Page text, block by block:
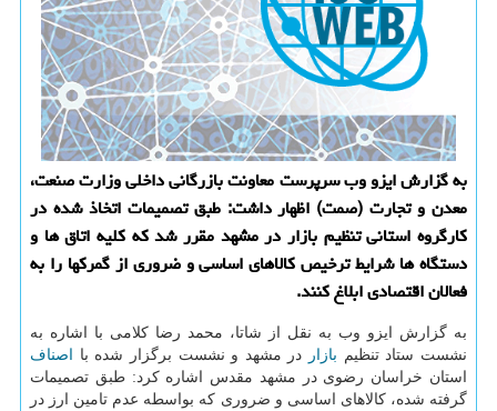
به گزارش ایزو وب سرپرست معاونت بازرگانی داخلی وزارت صنعت،
معدن و تجارت (صمت) اظهار داشت: طبق تصمیمات اتخاذ شده در
كارگروه استانی تنظیم بازار در مشهد مقرر شد كه كلیه اتاق ها و
دستگاه ها شرایط ترخیص كالاهای اساسی و ضروری از گمركها را به
فعالان اقتصادی ابلاغ كنند.
به گزارش ایزو وب به نقل از شاتا، محمد رضا کلامی با اشاره به
نشست ستاد تنظیم بازار در مشهد و نشست برگزار شده با اصناف
استان خراسان رضوی در مشهد مقدس اشاره کرد: طبق تصمیمات
گرفته شده، کالاهای اساسی و ضروری که بواسطه عدم تامین ارز در